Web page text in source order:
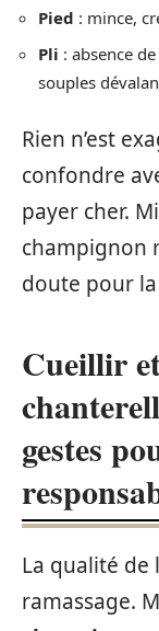
Pied : mince,
Pli : absence
souples
Rien n’est
confondre
payer cher.
champignon
doute pour
Cueillir
gestes
La qualité de
ramassage.